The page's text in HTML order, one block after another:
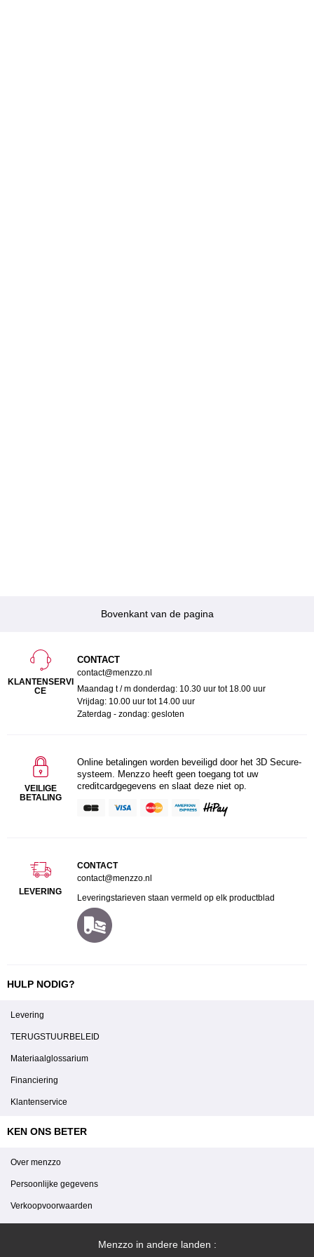
Bovenkant van de pagina
KLANTENSERVI
CE
CONTACT
contact@menzzo.nl
Maandag t / m donderdag: 10.30 uur tot 18.00 uur
Vrijdag: 10.00 uur tot 14.00 uur
Zaterdag - zondag: gesloten
VEILIGE
BETALING
Online betalingen worden beveiligd door het 3D Secure-
systeem. Menzzo heeft geen toegang tot uw
creditcardgegevens en slaat deze niet op.
LEVERING
CONTACT
contact@menzzo.nl
Leveringstarieven staan vermeld op elk productblad
HULP NODIG?
Levering
TERUGSTUURBELEID
Materiaalglossarium
Financiering
Klantenservice
KEN ONS BETER
Over menzzo
Persoonlijke gegevens
Verkoopvoorwaarden
Menzzo in andere landen :